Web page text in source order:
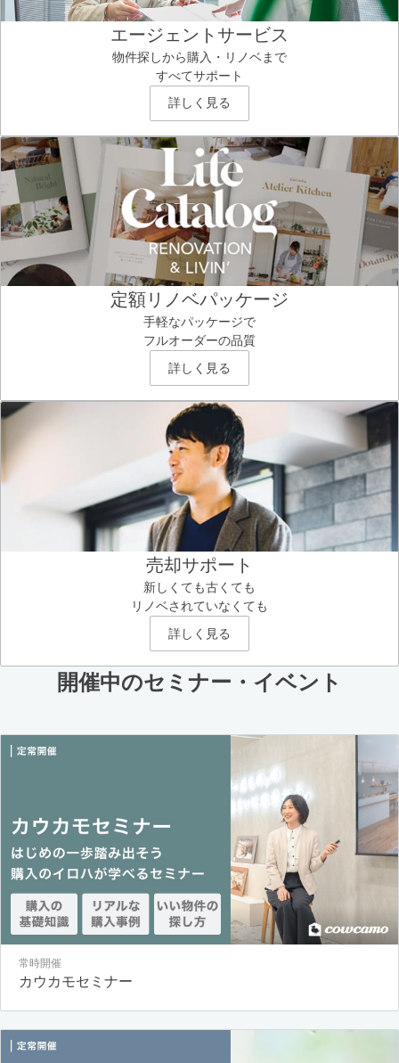
エージェントサービス
物件探しから購入・リノベまで
すべてサポート
詳しく見る
定額リノベパッケージ
手軽なパッケージで
フルオーダーの品質
詳しく見る
売却サポート
新しくても古くても
リノベされていなくても
詳しく見る
開催中のセミナー・イベント
常時開催
カウカモセミナー